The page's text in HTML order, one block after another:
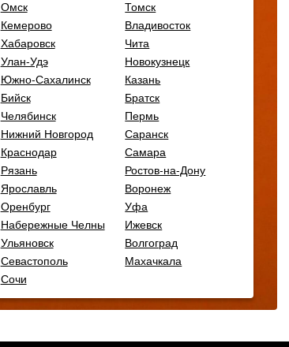
Омск
Томск
Кемерово
Владивосток
Хабаровск
Чита
Улан-Удэ
Новокузнецк
Южно-Сахалинск
Казань
Бийск
Братск
Челябинск
Пермь
Нижний Новгород
Саранск
Краснодар
Самара
Рязань
Ростов-на-Дону
Ярославль
Воронеж
Оренбург
Уфа
Набережные Челны
Ижевск
Ульяновск
Волгоград
Севастополь
Махачкала
Сочи